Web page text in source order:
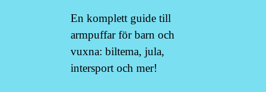
En komplett guide till
armpuffar för barn och
vuxna: biltema, jula,
intersport och mer!